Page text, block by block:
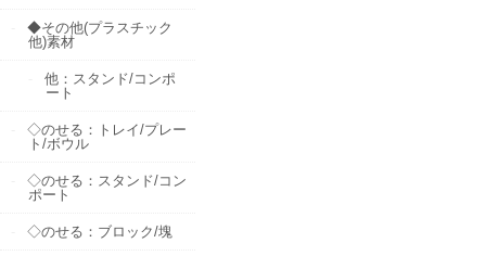
◆その他(プラスチック
他)素材
他：スタンド/コンポ
ート
◇のせる：トレイ/プレー
ト/ボウル
◇のせる：スタンド/コン
ポート
◇のせる：ブロック/塊